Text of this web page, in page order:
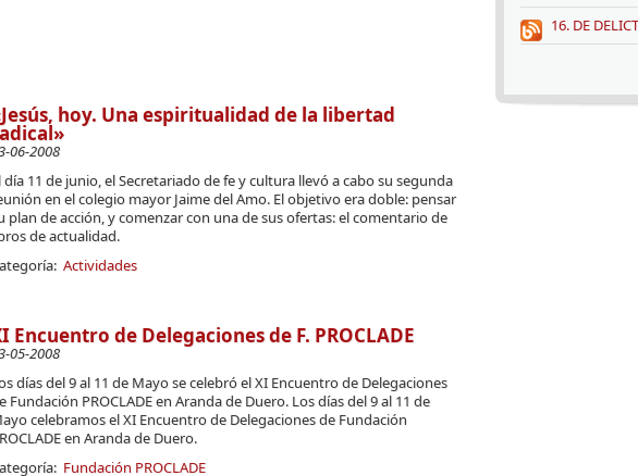
hoy. Una espiritualidad de la libertad
06-2008
día 11 de junio, el Secretariado de fe y cultura llevó a cabo su segunda
en el colegio mayor Jaime del Amo. El objetivo era doble: pensar
plan de acción, y comenzar con una de sus ofertas: el comentario de
de actualidad.
Actividades
Encuentro de Delegaciones de F. PROCLADE
05-2008
días del 9 al 11 de Mayo se celebró el XI Encuentro de Delegaciones
Fundación PROCLADE en Aranda de Duero. Los días del 9 al 11 de
celebramos el XI Encuentro de Delegaciones de Fundación
en Aranda de Duero.
Fundación PROCLADE
16. DE